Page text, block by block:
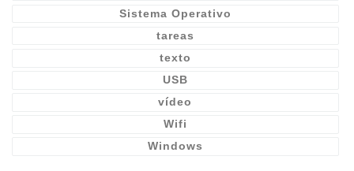
Sistema Operativo
tareas
texto
USB
vídeo
Wifi
Windows